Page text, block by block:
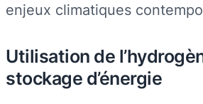
enjeux climatiques
Utilisation de
stockage d’énergie